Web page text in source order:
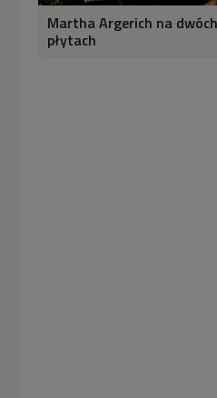
Martha Argerich na dwóch
płytach